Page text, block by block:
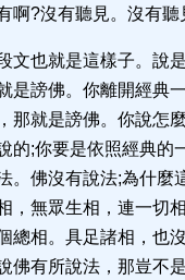
啊?沒有聽見。沒有聽
文也就是這樣子。說
是謗佛。你離開經典
那就是謗佛。你說怎
的;你要是依照經典的
。佛沒有說法;為什麼
，無眾生相，連一切
總相。具足諸相，也
佛有所說法，那豈不